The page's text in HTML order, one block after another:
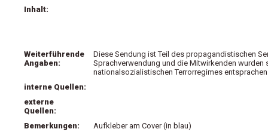
Inhalt:
Weiterführende
Angaben:
Diese Sendung ist Teil des propagandistischen
Sprachverwendung und die Mitwirkenden
nationalsozialistischen Terrorregimes
interne Quellen:
externe
Quellen:
Bemerkungen:
Aufkleber am Cover (in blau)